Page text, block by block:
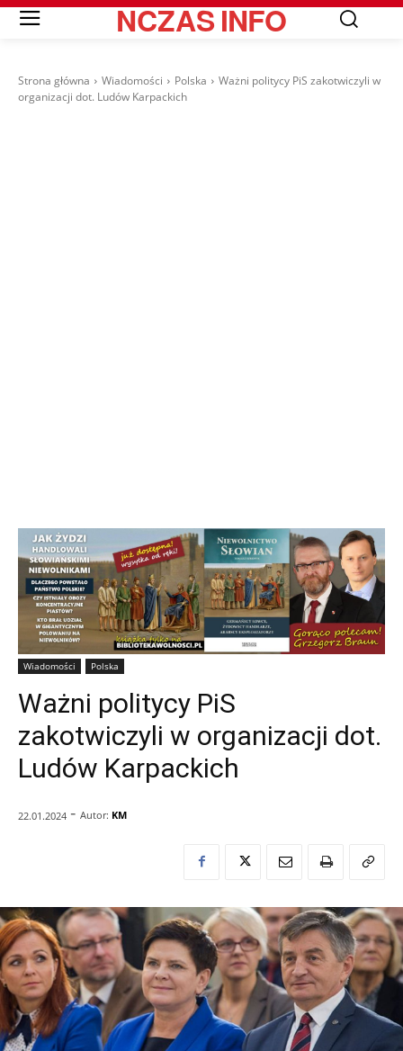
NCZASINFO
Strona główna Wiadomości Polska
Ważni politycy PiS zakotwiczyli w
organizacji dot. Ludów Karpackich
Wiadomości Polska
Ważni politycy PiS
zakotwiczyli w organizacji dot.
Ludów Karpackich
22.01.2024 - Autor: KM